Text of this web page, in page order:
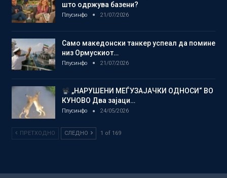
што одржува базени?
Плусинфо 21/07/2026
Само македонски танкер успеал да помине
низ Ормускиот…
Плусинфо 21/07/2026
„НАРУШЕНИ МЕЃУЗАЈАЧКИ ОДНОСИ“ ВО
КУНОВО Два зајаци…
Плусинфо 24/05/2026
ПРЕТХОДНО СЛЕДНО 1 of 169